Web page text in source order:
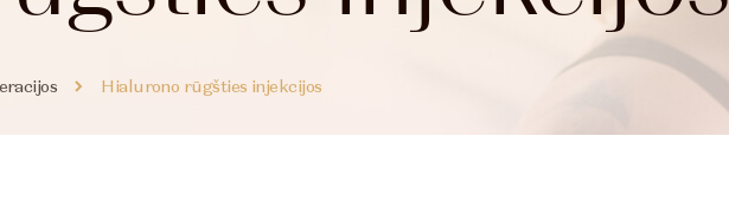
Hialurono rūgšties injekcijos